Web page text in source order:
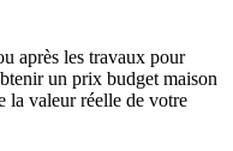
après les travaux pour
un prix budget maison
la valeur réelle de votre